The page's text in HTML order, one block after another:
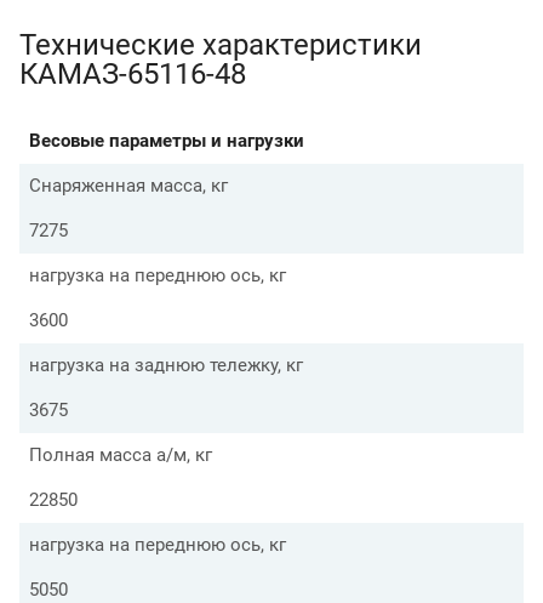
Технические характеристики
КАМАЗ-65116-48
Весовые параметры и нагрузки
Снаряженная масса, кг
7275
нагрузка на переднюю ось, кг
3600
нагрузка на заднюю тележку, кг
3675
Полная масса а/м, кг
22850
нагрузка на переднюю ось, кг
5050